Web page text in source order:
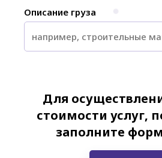
Описание груза
Для
стоимости услуг,
заполните